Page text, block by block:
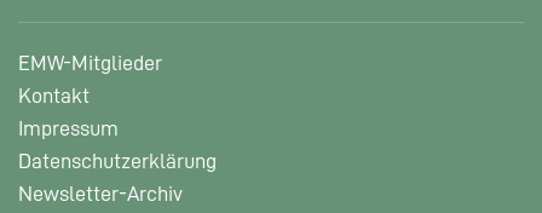
EMW-Mitglieder
Kontakt
Impressum
Datenschutzerklärung
Newsletter-Archiv